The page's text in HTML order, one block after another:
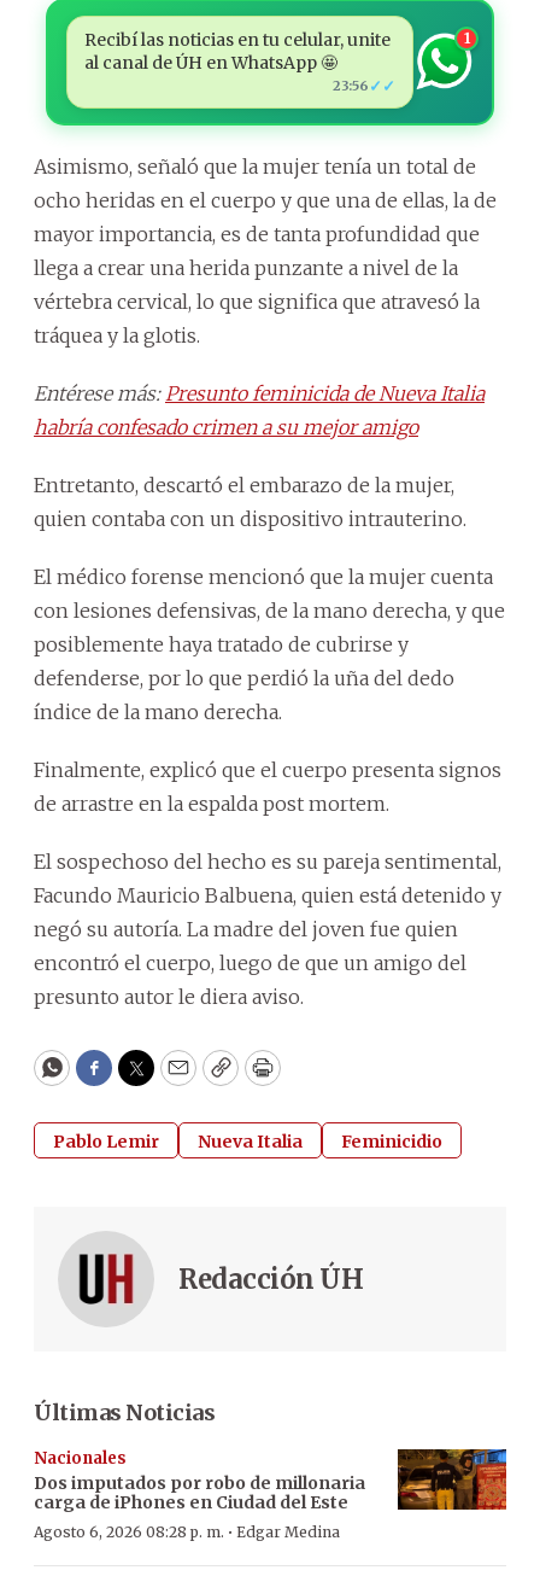
Recibí las noticias en tu celular, unite
al canal de ÚH en WhatsApp 🤩
23:56 ✓✓
1
Asimismo, señaló que la mujer tenía un total de
ocho heridas en el cuerpo y que una de ellas, la de
mayor importancia, es de tanta profundidad que
llega a crear una herida punzante a nivel de la
vértebra cervical, lo que significa que atravesó la
tráquea y la glotis.
Entérese más: Presunto feminicida de Nueva Italia
habría confesado crimen a su mejor amigo
Entretanto, descartó el embarazo de la mujer,
quien contaba con un dispositivo intrauterino.
El médico forense mencionó que la mujer cuenta
con lesiones defensivas, de la mano derecha, y que
posiblemente haya tratado de cubrirse y
defenderse, por lo que perdió la uña del dedo
índice de la mano derecha.
Finalmente, explicó que el cuerpo presenta signos
de arrastre en la espalda post mortem.
El sospechoso del hecho es su pareja sentimental,
Facundo Mauricio Balbuena, quien está detenido y
negó su autoría. La madre del joven fue quien
encontró el cuerpo, luego de que un amigo del
presunto autor le diera aviso.
WhatsApp
Facebook
Twitter
EmailCopyPrint
Pablo Lemir Nueva Italia Feminicidio
Redacción ÚH
Últimas Noticias
Nacionales
Dos imputados por robo de millonaria
carga de iPhones en Ciudad del Este
Agosto 6, 2026 08:28 p. m. · Edgar Medina